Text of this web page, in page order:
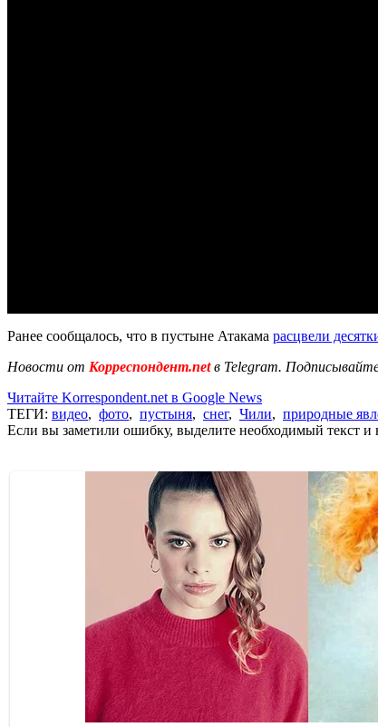
Ранее сообщалось, что в пустыне Атакама расцвели
Новости от Корреспондент.netв Telegram.
Читайте Korrespondent.net в Google News
ТЕГИ: видео, фото, пустыня, снег, Чили, природные
Если вы заметили ошибку, выделите необходимый текст